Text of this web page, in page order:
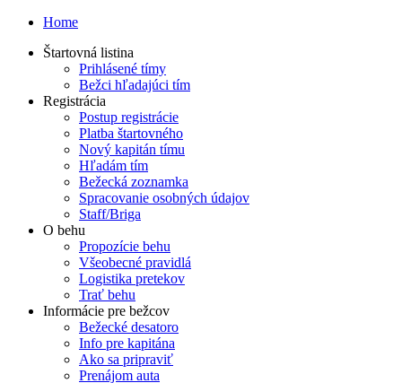
Home
Štartovná listina
Prihlásené tímy
Bežci hľadajúci tím
Registrácia
Postup registrácie
Platba štartovného
Nový kapitán tímu
Hľadám tím
Bežecká zoznamka
Spracovanie osobných údajov
Staff/Briga
O behu
Propozície behu
Všeobecné pravidlá
Logistika pretekov
Trať behu
Informácie pre bežcov
Bežecké desatoro
Info pre kapitána
Ako sa pripraviť
Prenájom auta